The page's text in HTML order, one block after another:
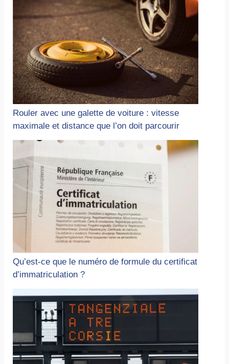
Rouler avec une galette de voiture : vitesse
maximale et distance que l’on doit parcourir
Qu’est-ce que le numéro de formule du certificat
d’immatriculation ?